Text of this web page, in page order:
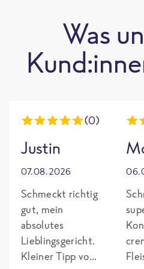
Was
(0)
Justin
07.08.2026
Schmeckt richtig
gut, mein
absolutes
Lieblingsgericht.
Kleiner Tipp von